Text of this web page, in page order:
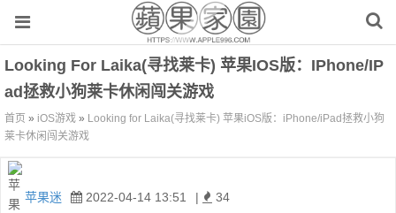
Looking For Laika(寻找莱卡) 苹果iOS版：iPhone/iP
Ad拯救小狗莱卡休闲闯关游戏
首页 » iOS游戏 » Looking for Laika(寻找莱卡) 苹果iOS版：iPhone/iPad拯救小狗
莱卡休闲闯关游戏
苹果迷 2022-04-14 13:51 | 34